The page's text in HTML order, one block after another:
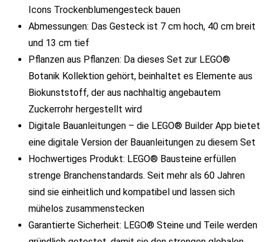
Icons Trockenblumengesteck bauen
Abmessungen: Das Gesteck ist 7 cm hoch, 40 cm breit
und 13 cm tief
Pflanzen aus Pflanzen: Da dieses Set zur LEGO®
Botanik Kollektion gehört, beinhaltet es Elemente aus
Biokunststoff, der aus nachhaltig angebautem
Zuckerrohr hergestellt wird
Digitale Bauanleitungen – die LEGO® Builder App bietet
eine digitale Version der Bauanleitungen zu diesem Set
Hochwertiges Produkt: LEGO® Bausteine erfüllen
strenge Branchenstandards. Seit mehr als 60 Jahren
sind sie einheitlich und kompatibel und lassen sich
mühelos zusammenstecken
Garantierte Sicherheit: LEGO® Steine und Teile werden